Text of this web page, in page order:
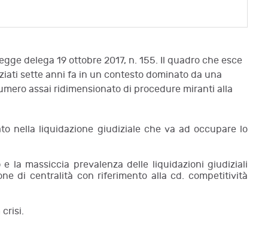
delega 19 ottobre 2017, n. 155. Il quadro che esce
sette anni fa in un contesto dominato da una
assai ridimensionato di procedure miranti alla
nella liquidazione giudiziale che va ad occupare lo
la massiccia prevalenza delle liquidazioni giudiziali
di centralità con riferimento alla cd. competitività
crisi.